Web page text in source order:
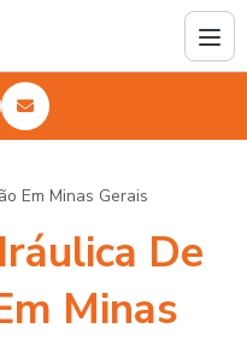
Em Minas Gerais
De
Minas